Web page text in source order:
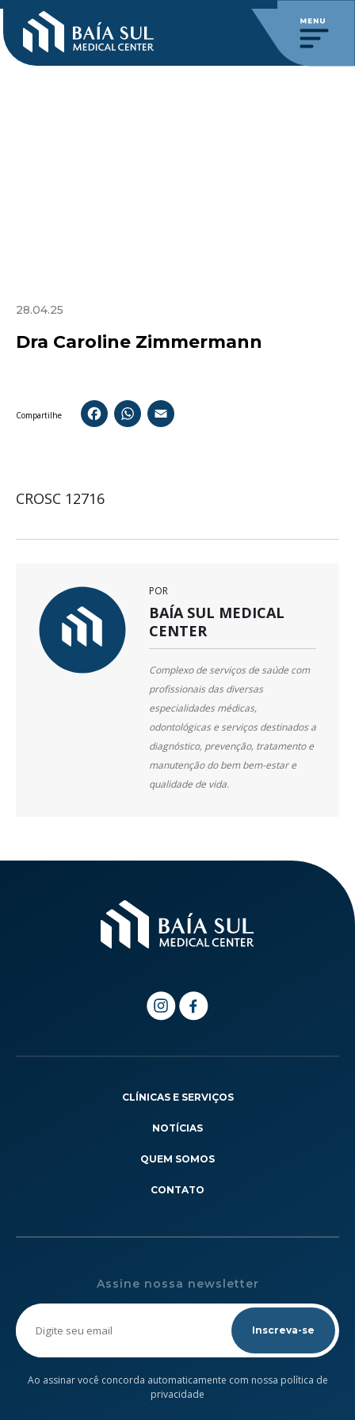
28.04.25
Dra Caroline Zimmermann
Compartilhe FacebookWhatsApp
CROSC 12716
POR
BAÍA SUL MEDICAL
CENTER
Complexo de serviços de saúde com
profissionais das diversas
especialidades médicas,
odontológicas e serviços destinados a
diagnóstico, prevenção, tratamento e
manutenção do bem bem-estar e
qualidade de vida.
CLÍNICAS E SERVIÇOS
NOTÍCIAS
QUEM SOMOS
CONTATO
Assine nossa newsletter
Please
leave
this
field
Ao assinar você concorda automaticamente com nossa política de
privacidade